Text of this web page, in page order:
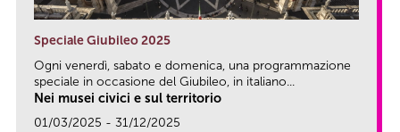
Speciale Giubileo 2025
Ogni venerdì, sabato e domenica, una programmazione
speciale in occasione del Giubileo, in italiano...
Nei musei civici e sul territorio
01/03/2025 - 31/12/2025